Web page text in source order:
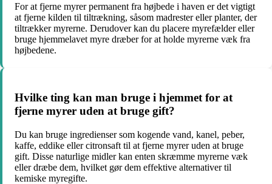
For at fjerne myrer permanent fra højbede i haven er det vigtigt
at fjerne kilden til tiltrækning, såsom madrester eller planter, der
tiltrækker myrerne. Derudover kan du placere myrefælder eller
bruge hjemmelavet myre dræber for at holde myrerne væk fra
højbedene.
Hvilke ting kan man bruge i hjemmet for at
fjerne myrer uden at bruge gift?
Du kan bruge ingredienser som kogende vand, kanel, peber,
kaffe, eddike eller citronsaft til at fjerne myrer uden at bruge
gift. Disse naturlige midler kan enten skræmme myrerne væk
eller dræbe dem, hvilket gør dem effektive alternativer til
kemiske myregifte.